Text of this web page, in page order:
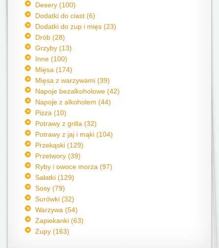
Desery (100)
Dodatki do ciast (6)
Dodatki do zup i mięs (23)
Drób (28)
Grzyby (13)
Inne (100)
Mięsa (174)
Mięsa z warzywami (39)
Napoje bezalkoholowe (42)
Napoje z alkoholem (44)
Pizza (10)
Potrawy z grilla (32)
Potrawy z jaj i mąki (104)
Przekąski (129)
Przetwory (39)
Ryby i owoce morza (97)
Sałatki (129)
Sosy (79)
Surówki (32)
Warzywa (54)
Zapiekanki (63)
Zupy (163)